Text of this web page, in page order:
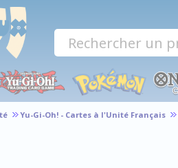
Yu-Gi-Oh! - Cartes à l'Unité Français
cookies